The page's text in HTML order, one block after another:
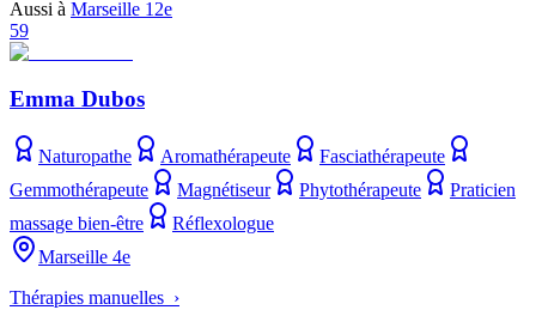
Aussi à Marseille 12e
59
Emma Dubos
Naturopathe Aromathérapeute
Fasciathérapeute
Gemmothérapeute
Magnétiseur Phytothérapeute
Praticien
massage bien-être
Réflexologue
Marseille 4e
Thérapies manuelles ›